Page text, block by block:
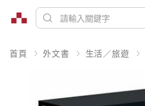
首頁 外文書 生活／旅遊